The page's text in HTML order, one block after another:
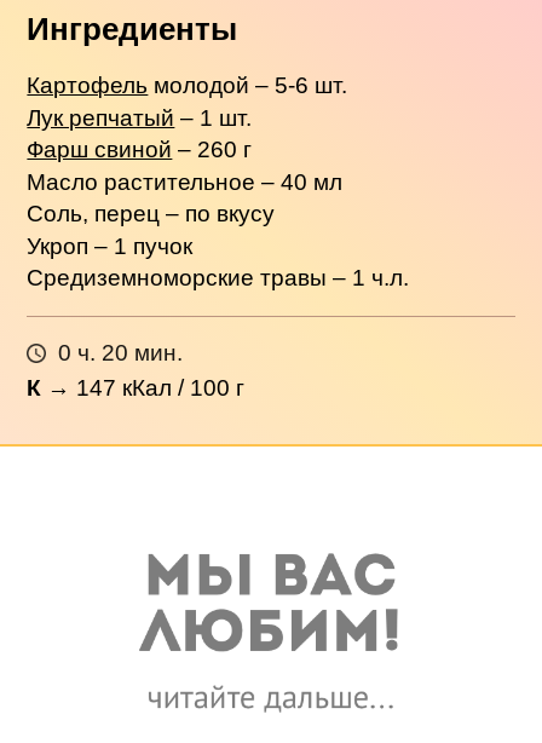
Ингредиенты
Картофель молодой – 5-6 шт.
Лук репчатый – 1 шт.
Фарш свиной – 260 г
Масло растительное – 40 мл
Соль, перец – по вкусу
Укроп – 1 пучок
Средиземноморские травы – 1 ч.л.
0 ч. 20 мин.
К → 147 кКал / 100 г